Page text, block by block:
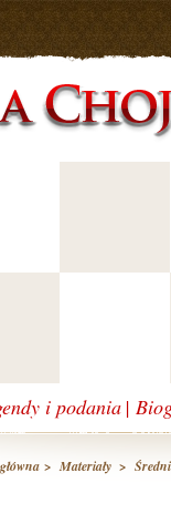
i podania |
>Materiały >